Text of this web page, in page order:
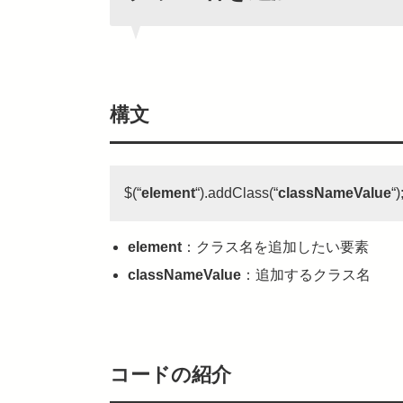
構文
$(“element“).addClass(“classNameValue“);
element ：クラス名を追加したい要素
classNameValue ：追加するクラス名
コードの紹介